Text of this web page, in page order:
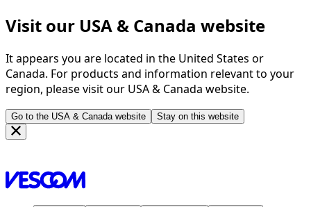
Visit our USA & Canada website
It appears you are located in the United States or
Canada. For products and information relevant to your
region, please visit our USA & Canada website.
Go to the USA & Canada website Stay on this website